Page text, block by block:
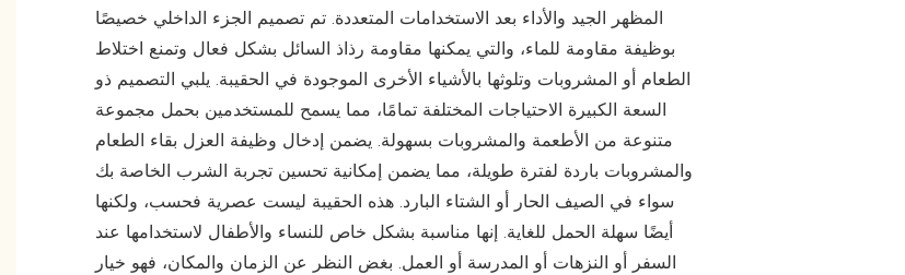
المظهر الجيد والأداء بعد الاستخدامات المتعددة. تم تصميم الجزء الداخلي خصيصًا
بوظيفة مقاومة للماء، والتي يمكنها مقاومة رذاذ السائل بشكل فعال وتمنع اختلاط
الطعام أو المشروبات وتلوثها بالأشياء الأخرى الموجودة في الحقيبة. يلبي التصميم ذو
السعة الكبيرة الاحتياجات المختلفة تمامًا، مما يسمح للمستخدمين بحمل مجموعة
متنوعة من الأطعمة والمشروبات بسهولة. يضمن إدخال وظيفة العزل بقاء الطعام
والمشروبات باردة لفترة طويلة، مما يضمن إمكانية تحسين تجربة الشرب الخاصة بك
سواء في الصيف الحار أو الشتاء البارد. هذه الحقيبة ليست عصرية فحسب، ولكنها
أيضًا سهلة الحمل للغاية. إنها مناسبة بشكل خاص للنساء والأطفال لاستخدامها عند
السفر أو النزهات أو المدرسة أو العمل. بغض النظر عن الزمان والمكان، فهو خيار